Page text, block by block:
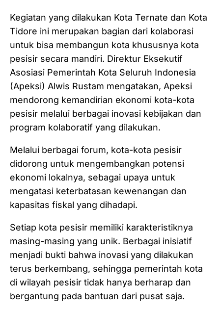
Kegiatan yang dilakukan Kota Ternate dan Kota
Tidore ini merupakan bagian dari kolaborasi
untuk bisa membangun kota khususnya kota
pesisir secara mandiri. Direktur Eksekutif
Asosiasi Pemerintah Kota Seluruh Indonesia
(Apeksi) Alwis Rustam mengatakan, Apeksi
mendorong kemandirian ekonomi kota-kota
pesisir melalui berbagai inovasi kebijakan dan
program kolaboratif yang dilakukan.
Melalui berbagai forum, kota-kota pesisir
didorong untuk mengembangkan potensi
ekonomi lokalnya, sebagai upaya untuk
mengatasi keterbatasan kewenangan dan
kapasitas fiskal yang dihadapi.
Setiap kota pesisir memiliki karakteristiknya
masing-masing yang unik. Berbagai inisiatif
menjadi bukti bahwa inovasi yang dilakukan
terus berkembang, sehingga pemerintah kota
di wilayah pesisir tidak hanya berharap dan
bergantung pada bantuan dari pusat saja.